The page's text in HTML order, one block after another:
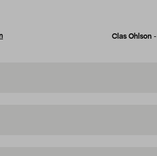
Clas Ohlson -